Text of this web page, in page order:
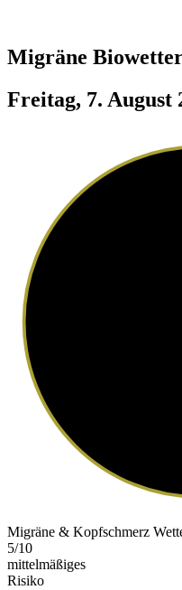
Migräne
Freitag, 7. August
Migräne & Kopfschmerz
5/10
mittelmäßiges
Risiko